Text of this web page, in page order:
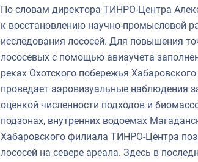
По словам директора ТИНРО-Центра
к восстановлению научно-промысловой
исследования лососей. Для повышения
лососевых с помощью авиаучета
реках Охотского побережья
проведает аэровизуальные наблюдения
оценкой численности подходов и
подзонах, внутренних водоемах
Хабаровского филиала ТИНРО-Центра
лососей на севере ареала. Здесь в